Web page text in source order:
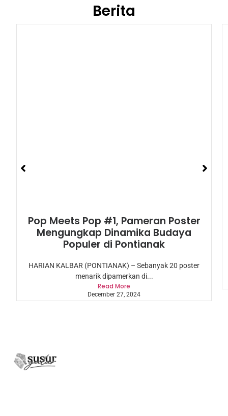
Berita
Pop Meets Pop #1, Pameran Poster
Mengungkap Dinamika Budaya
Populer di Pontianak
HARIAN KALBAR (PONTIANAK) – Sebanyak 20 poster
menarik dipamerkan di...
Read More
December 27, 2024